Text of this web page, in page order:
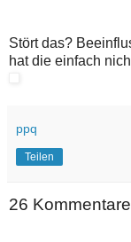
Stört das?
hat die einfach
ppq
Teilen
26